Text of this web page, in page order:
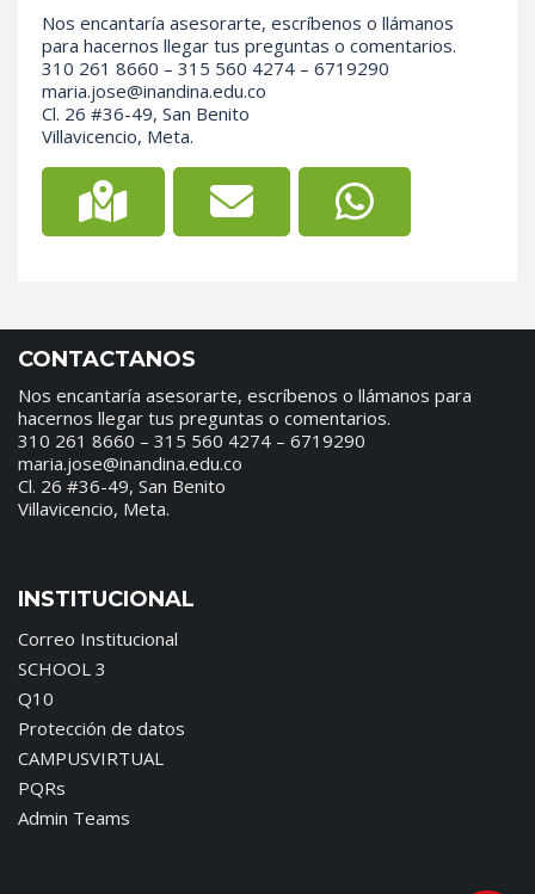
Nos encantaría asesorarte, escríbenos o llámanos
para hacernos llegar tus preguntas o comentarios.
310 261 8660 – 315 560 4274 – 6719290
maria.jose@inandina.edu.co
Cl. 26 #36-49, San Benito
Villavicencio, Meta.
CONTACTANOS
Nos encantaría asesorarte, escríbenos o llámanos para
hacernos llegar tus preguntas o comentarios.
310 261 8660 – 315 560 4274 – 6719290
maria.jose@inandina.edu.co
Cl. 26 #36-49, San Benito
Villavicencio, Meta.
INSTITUCIONAL
Correo Institucional
SCHOOL 3
Q10
Protección de datos
CAMPUSVIRTUAL
PQRs
Admin Teams